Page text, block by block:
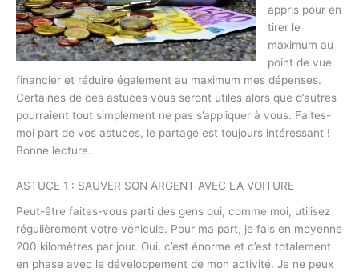
appris pour en
tirer le
maximum au
point de vue
financier et réduire également au maximum mes dépenses.
Certaines de ces astuces vous seront utiles alors que d’autres
pourraient tout simplement ne pas s’appliquer à vous. Faites-
moi part de vos astuces, le partage est toujours intéressant !
Bonne lecture.
ASTUCE 1 : SAUVER SON ARGENT AVEC LA VOITURE
Peut-être faites-vous parti des gens qui, comme moi, utilisez
régulièrement votre véhicule. Pour ma part, je fais en moyenne
200 kilomètres par jour. Oui, c’est énorme et c’est totalement
en phase avec le développement de mon activité. Je ne peux